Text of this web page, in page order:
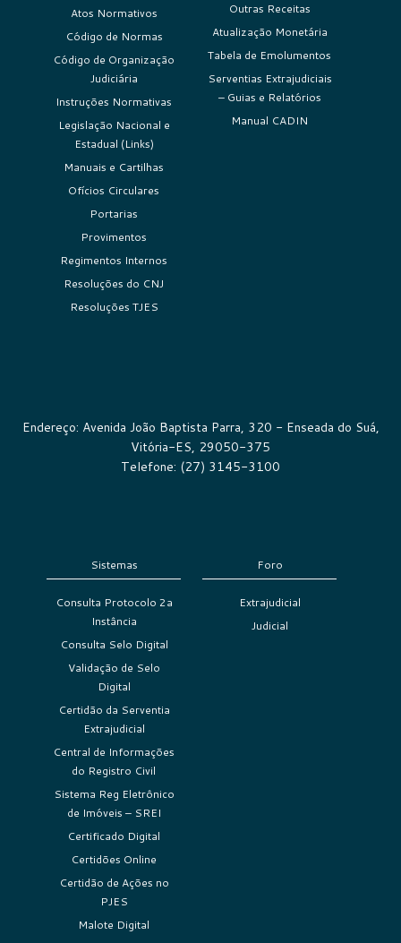
Atos Normativos
Código de Normas
Código de Organização
Judiciária
Instruções Normativas
Legislação Nacional e
Estadual (Links)
Manuais e Cartilhas
Ofícios Circulares
Portarias
Provimentos
Regimentos Internos
Resoluções do CNJ
Resoluções TJES
Outras Receitas
Atualização Monetária
Tabela de Emolumentos
Serventias Extrajudiciais
– Guias e Relatórios
Manual CADIN
Endereço: Avenida João Baptista Parra, 320 - Enseada do Suá,
Vitória-ES, 29050-375
Telefone: (27) 3145-3100
Sistemas
Consulta Protocolo 2a
Instância
Consulta Selo Digital
Validação de Selo
Digital
Certidão da Serventia
Extrajudicial
Central de Informações
do Registro Civil
Sistema Reg Eletrônico
de Imóveis – SREI
Certificado Digital
Certidões Online
Certidão de Ações no
PJES
Malote Digital
Foro
Extrajudicial
Judicial